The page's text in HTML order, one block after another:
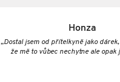
Honza
„Dostal jsem od přítelkyně jako
že mě to vůbec nechytne ale opak